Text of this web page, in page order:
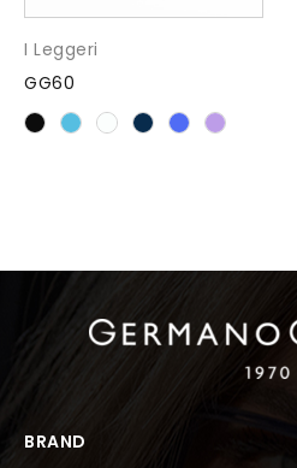
I Leggeri
GG60
BRAND